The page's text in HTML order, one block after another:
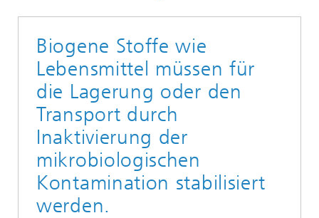
Biogene Stoffe wie
Lebensmittel müssen für
die Lagerung oder den
Transport durch
Inaktivierung der
mikrobiologischen
Kontamination stabilisiert
werden.